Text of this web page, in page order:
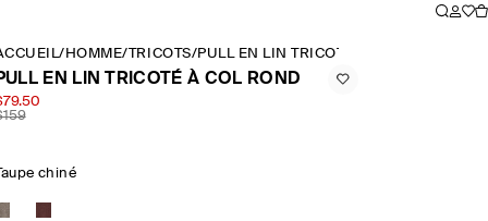
/ HOMME/TRICOTS/PULL EN LIN TRICOTÉ À COL ROND
EN LIN TRICOTÉ À COL ROND
chiné